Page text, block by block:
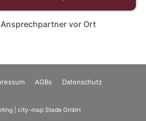
Ansprechpartner vor Ort
| city-map Stade GmbH
AGBs
Datenschutz